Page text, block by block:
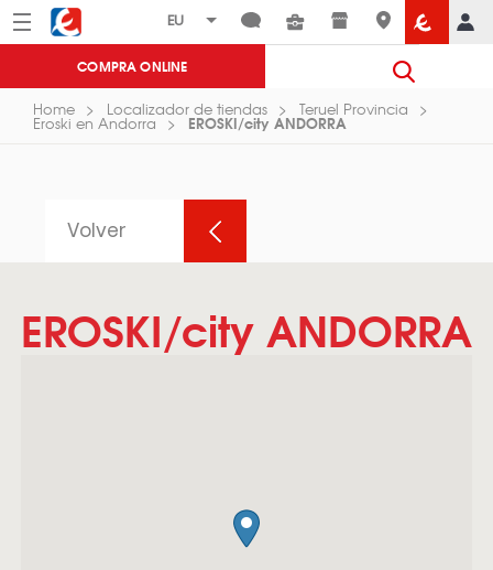
Menú Eroski
COMPRA ONLINE
Home Localizador de tiendas Teruel Provincia
Eroski en Andorra EROSKI/city ANDORRA
Volver
EROSKI/city ANDORRA